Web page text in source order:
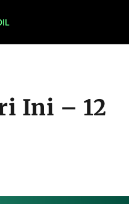
Ini – 12